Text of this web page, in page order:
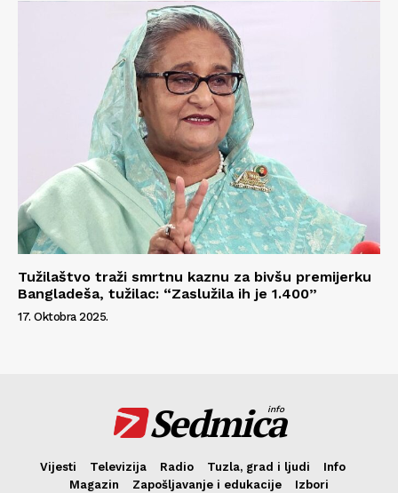
Tužilaštvo traži smrtnu kaznu za bivšu premijerku
Bangladeša, tužilac: “Zaslužila ih je 1.400”
17. Oktobra 2025.
Sedmica
info
Vijesti Televizija Radio Tuzla, grad i ljudi
Info
Magazin
Zapošljavanje i edukacije Izbori